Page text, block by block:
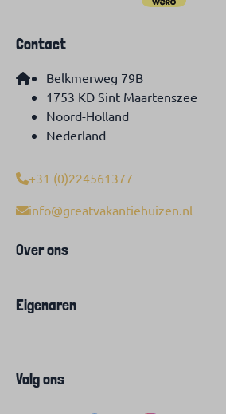
Contact
Belkmerweg 79B
1753 KD Sint Maartenszee
Noord-Holland
Nederland
+31 (0)224561377
info@greatvakantiehuizen.nl
Over ons
Eigenaren
Volg ons